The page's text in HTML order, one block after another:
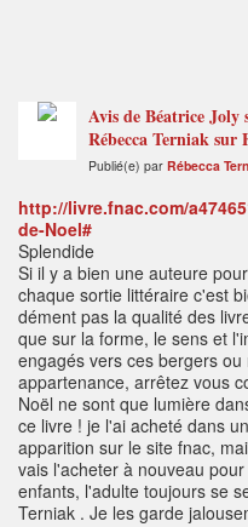
Avis de Béatrice Joly
Rébecca Terniak sur
Publié(e) par Rébecca
http://livre.fnac.com/
de-Noel#
Splendide
Si il y a bien une auteure
chaque sortie littéraire c'est
dément pas la qualité des
que sur la forme, le sens et
engagés vers ces bergers
appartenance, arrêtez vous
Noël ne sont que lumière
ce livre ! je l'ai acheté dans
apparition sur le site fnac,
vais l'acheter à nouveau
enfants, l'adulte toujours se
Terniak . Je les garde